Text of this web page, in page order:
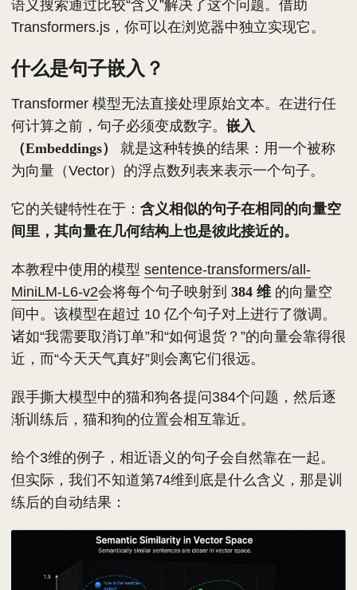
语义搜索通过比较“含义”解决了这个问题。借助
Transformers.js，你可以在浏览器中独立实现它。
什么是句子嵌入？
Transformer 模型无法直接处理原始文本。在进行任
何计算之前，句子必须变成数字。 嵌入
（Embeddings）
就是这种转换的结果：用一个被称
为向量（Vector）的浮点数列表来表示一个句子。
它的关键特性在于： 含义相似的句子在相同的向量空
间里，其向量在几何结构上也是彼此接近的。
本教程中使用的模型 sentence-transformers/all-
MiniLM-L6-v2会将每个句子映射到 384 维 的向量空
间中。该模型在超过 10 亿个句子对上进行了微调。
诸如“我需要取消订单”和“如何退货？”的向量会靠得很
近，而“今天天气真好”则会离它们很远。
跟手撕大模型中的猫和狗各提问384个问题，然后逐
渐训练后，猫和狗的位置会相互靠近。
给个3维的例子，相近语义的句子会自然靠在一起。
但实际，我们不知道第74维到底是什么含义，那是训
练后的自动结果：